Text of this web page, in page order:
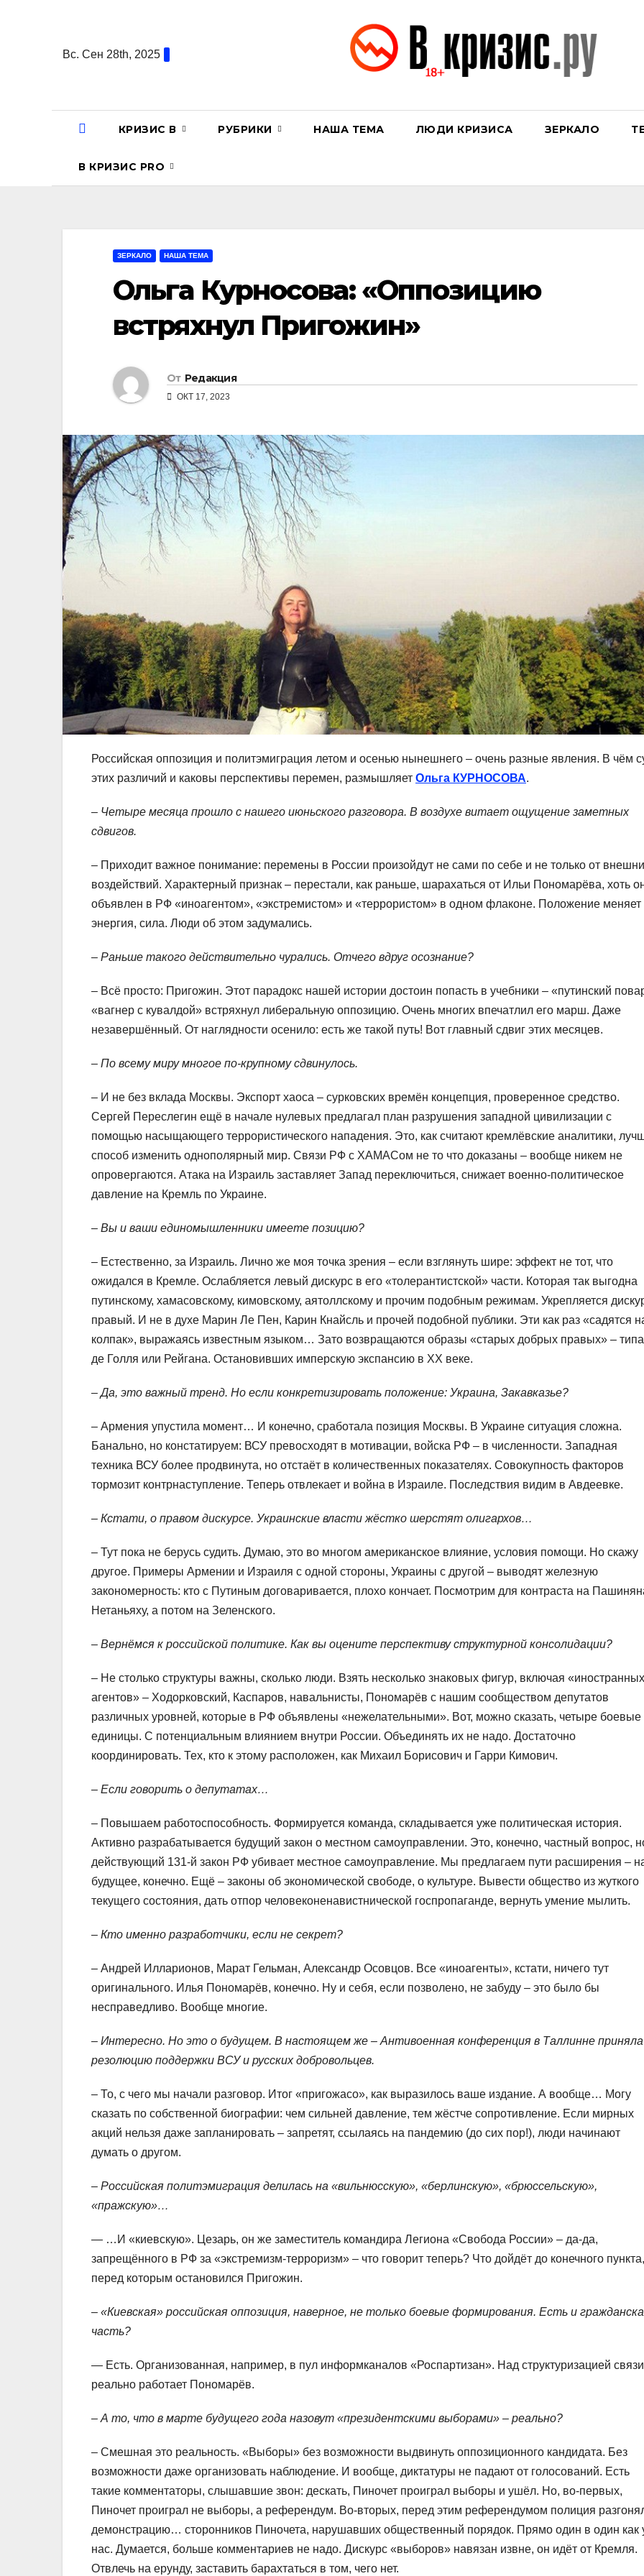
содержаниюВс. Сен 28th, 2025
КРИЗИС В РУБРИКИ НАША ТЕМА ЛЮДИ КРИЗИСА ЗЕРКАЛО
В КРИЗИС PRO
ЗЕРКАЛО НАША ТЕМА
Ольга Курносова: «Оппозицию
встряхнул Пригожин»
От Редакция
ОКТ 17, 2023
Российская оппозиция и политэмиграция летом и осенью нынешнего – очень разные явления. В чём
этих различий и каковы перспективы перемен, размышляет Ольга КУРНОСОВА.
– Четыре месяца прошло с нашего июньского разговора. В воздухе витает ощущение заметных
сдвигов.
– Приходит важное понимание: перемены в России произойдут не сами по себе и не только от
воздействий. Характерный признак – перестали, как раньше, шарахаться от Ильи Пономарёва, хоть
объявлен в РФ «иноагентом», «экстремистом» и «террористом» в одном флаконе. Положение меняет
энергия, сила. Люди об этом задумались.
– Раньше такого действительно чурались. Отчего вдруг осознание?
– Всё просто: Пригожин. Этот парадокс нашей истории достоин попасть в учебники – «путинский
«вагнер с кувалдой» встряхнул либеральную оппозицию. Очень многих впечатлил его марш. Даже
незавершённый. От наглядности осенило: есть же такой путь! Вот главный сдвиг этих месяцев.
– По всему миру многое по-крупному сдвинулось.
– И не без вклада Москвы. Экспорт хаоса – сурковских времён концепция, проверенное средство.
Сергей Переслегин ещё в начале нулевых предлагал план разрушения западной цивилизации с
помощью насыщающего террористического нападения. Это, как считают кремлёвские аналитики,
способ изменить однополярный мир. Связи РФ с ХАМАСом не то что доказаны – вообще никем не
опровергаются. Атака на Израиль заставляет Запад переключиться, снижает военно-политическое
давление на Кремль по Украине.
– Вы и ваши единомышленники имеете позицию?
– Естественно, за Израиль. Лично же моя точка зрения – если взглянуть шире: эффект не тот, что
ожидался в Кремле. Ослабляется левый дискурс в его «толерантистской» части. Которая так выгодна
путинскому, хамасовскому, кимовскому, аятоллскому и прочим подобным режимам. Укрепляется
правый. И не в духе Марин Ле Пен, Карин Кнайсль и прочей подобной публики. Эти как раз «садятся
колпак», выражаясь известным языком… Зато возвращаются образы «старых добрых правых» – типа
де Голля или Рейгана. Остановивших имперскую экспансию в XX веке.
– Да, это важный тренд. Но если конкретизировать положение: Украина, Закавказье?
– Армения упустила момент… И конечно, сработала позиция Москвы. В Украине ситуация сложна.
Банально, но констатируем: ВСУ превосходят в мотивации, войска РФ – в численности. Западная
техника ВСУ более продвинута, но отстаёт в количественных показателях. Совокупность факторов
тормозит контрнаступление. Теперь отвлекает и война в Израиле. Последствия видим в Авдеевке.
– Кстати, о правом дискурсе. Украинские власти жёстко шерстят олигархов…
– Тут пока не берусь судить. Думаю, это во многом американское влияние, условия помощи. Но скажу
другое. Примеры Армении и Израиля с одной стороны, Украины с другой – выводят железную
закономерность: кто с Путиным договаривается, плохо кончает. Посмотрим для контраста на
Нетаньяху, а потом на Зеленского.
– Вернёмся к российской политике. Как вы оцените перспективу структурной консолидации?
– Не столько структуры важны, сколько люди. Взять несколько знаковых фигур, включая «иностранных
агентов» – Ходорковский, Каспаров, навальнисты, Пономарёв с нашим сообществом депутатов
различных уровней, которые в РФ объявлены «нежелательными». Вот, можно сказать, четыре боевые
единицы. С потенциальным влиянием внутри России. Объединять их не надо. Достаточно
координировать. Тех, кто к этому расположен, как Михаил Борисович и Гарри Кимович.
– Если говорить о депутатах…
– Повышаем работоспособность. Формируется команда, складывается уже политическая история.
Активно разрабатывается будущий закон о местном самоуправлении. Это, конечно, частный вопрос,
действующий 131-й закон РФ убивает местное самоуправление. Мы предлагаем пути расширения –
будущее, конечно. Ещё – законы об экономической свободе, о культуре. Вывести общество из жуткого
текущего состояния, дать отпор человеконенавистнической госпропаганде, вернуть умение мылить.
– Кто именно разработчики, если не секрет?
– Андрей Илларионов, Марат Гельман, Александр Осовцов. Все «иноагенты», кстати, ничего тут
оригинального. Илья Пономарёв, конечно. Ну и себя, если позволено, не забуду – это было бы
несправедливо. Вообще многие.
– Интересно. Но это о будущем. В настоящем же – Антивоенная конференция в Таллинне приняла
резолюцию поддержки ВСУ и русских добровольцев.
– То, с чего мы начали разговор. Итог «пригожасо», как выразилось ваше издание. А вообще… Могу
сказать по собственной биографии: чем сильней давление, тем жёстче сопротивление. Если мирных
акций нельзя даже запланировать – запретят, ссылаясь на пандемию (до сих пор!), люди начинают
думать о другом.
– Российская политэмиграция делилась на «вильнюсскую», «берлинскую», «брюссельскую»,
«пражскую»…
— …И «киевскую». Цезарь, он же заместитель командира Легиона «Свобода России» – да-да,
запрещённого в РФ за «экстремизм-терроризм» – что говорит теперь? Что дойдёт до конечного пункта,
перед которым остановился Пригожин.
– «Киевская» российская оппозиция, наверное, не только боевые формирования. Есть и
часть?
— Есть. Организованная, например, в пул информканалов «Роспартизан». Над структуризацией связи
реально работает Пономарёв.
– А то, что в марте будущего года назовут «президентскими выборами» – реально?
– Смешная это реальность. «Выборы» без возможности выдвинуть оппозиционного кандидата. Без
возможности даже организовать наблюдение. И вообще, диктатуры не падают от голосований. Есть
такие комментаторы, слышавшие звон: дескать, Пиночет проиграл выборы и ушёл. Но, во-первых,
Пиночет проиграл не выборы, а референдум. Во-вторых, перед этим референдумом полиция
демонстрацию… сторонников Пиночета, нарушавших общественный порядок. Прямо один в один как
нас. Думается, больше комментариев не надо. Дискурс «выборов» навязан извне, он идёт от Кремля.
Отвлечь на ерунду, заставить барахтаться в том, чего нет.